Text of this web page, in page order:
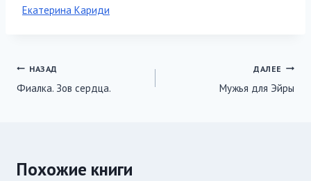
Метки
Екатерина Кариди
Навигация
по
НАЗАД
Фиалка. Зов сердца.
ДАЛЕЕ
Мужья для Эйры
Похожие книги